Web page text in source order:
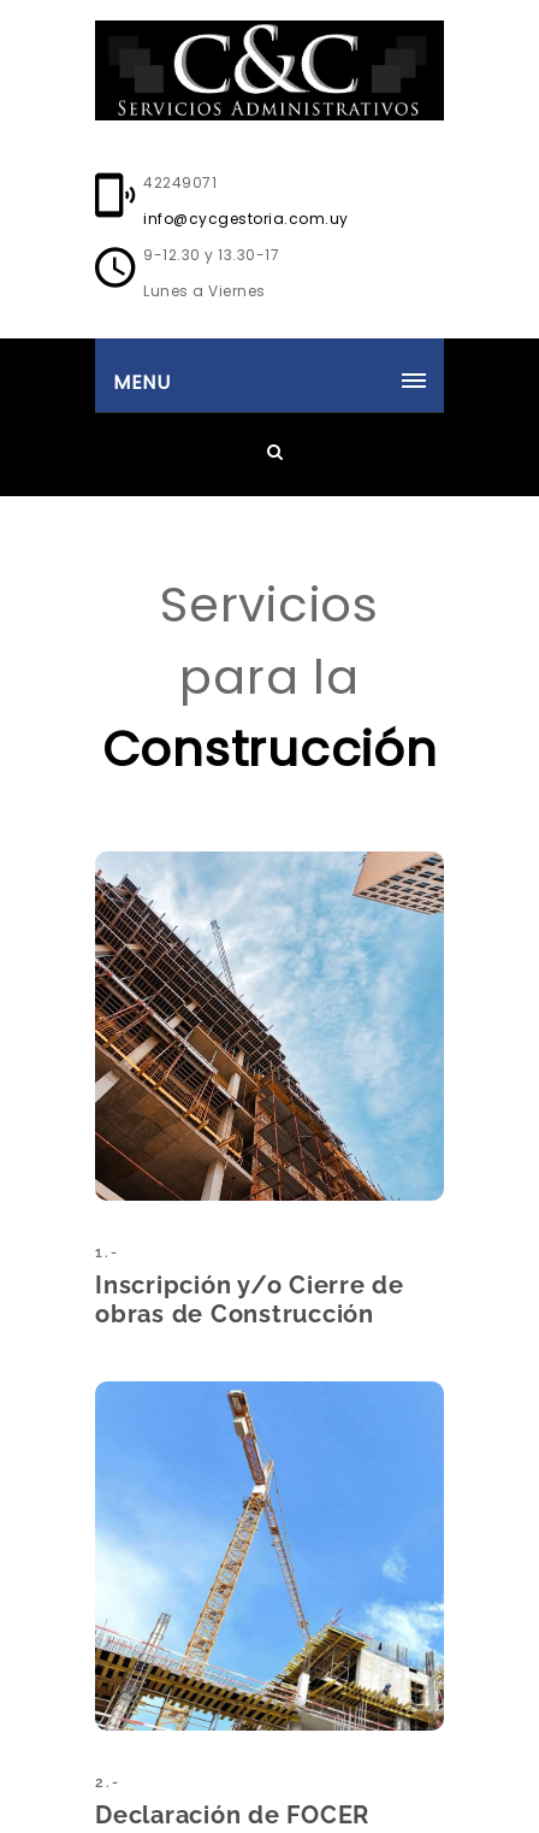
42249071
info@cycgestoria.com.uy
9-12.30 y 13.30-17
Lunes a Viernes
MENU
Servicios
para la
Construcción
1.-
Inscripción y/o Cierre de
obras de Construcción
2.-
Declaración de FOCER